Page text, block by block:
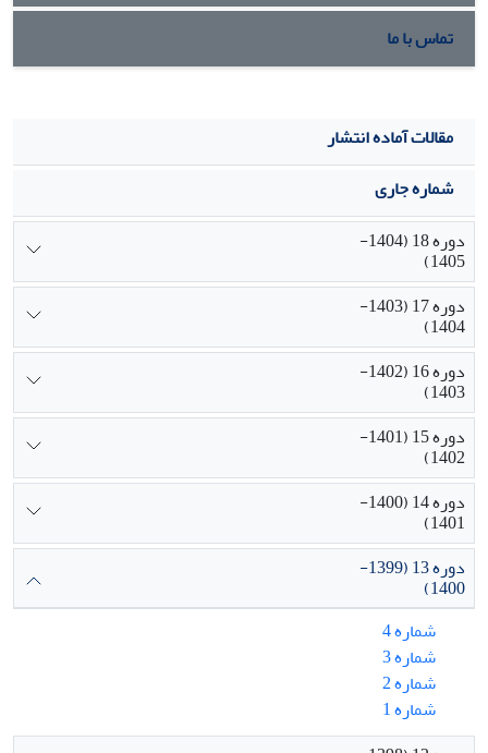
تماس با ما
مقالات آماده انتشار
شماره جاری
دوره 18 (1404-
1405)
دوره 17 (1403-
1404)
دوره 16 (1402-
1403)
دوره 15 (1401-
1402)
دوره 14 (1400-
1401)
دوره 13 (1399-
1400)
شماره 4
شماره 3
شماره 2
شماره 1